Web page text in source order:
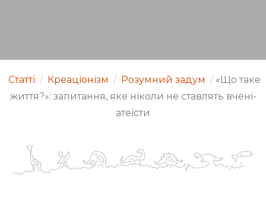
Статті / Креаціонізм / Розумний задум / «Що таке
життя?»: запитання, яке ніколи не ставлять вчені-
атеїсти